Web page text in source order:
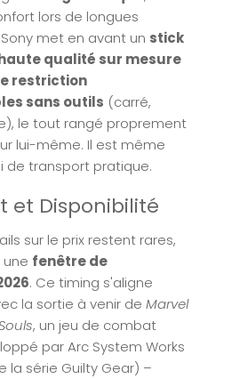
lors de longues
met en avant un stick
qualité sur mesure
restriction
sans outils (carré,
le tout rangé proprement
lui-même. Il est même
de transport pratique.
et Disponibilité
sur le prix restent rares,
fenêtre de
. Ce timing s'aligne
la sortie à venir de Marvel
, un jeu de combat
par Arc System Works
la série Guilty Gear) –